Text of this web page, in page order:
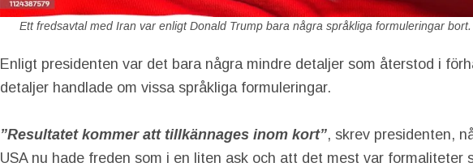
Ett fredsavtal med Iran var enligt Donald Trump bara några språkliga formuleringar
Enligt presidenten var det bara några mindre detaljer som återstod i
detaljer handlade om vissa språkliga formuleringar.
”Resultatet kommer att tillkännages inom kort”, skrev presidenten,
USA nu hade freden som i en liten ask och att det mest var formaliteter